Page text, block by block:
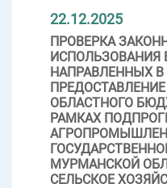
22.12.2025
ПРОВЕРКА
ИСПОЛЬЗОВАНИЯ
НАПРАВЛЕННЫХ В
ОБЛАСТНОГО
РАМКАХ
МУРМАНСКОЙ
СЕЛЬСКОЕ